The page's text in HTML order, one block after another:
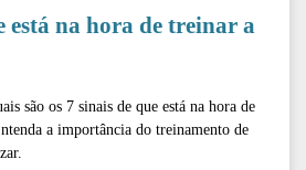
está na hora de treinar a
são os 7 sinais de que está na hora de
a importância do treinamento de